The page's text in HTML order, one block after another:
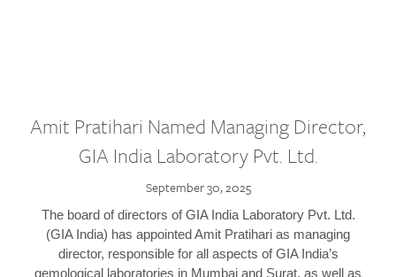
Amit Pratihari Named Managing Director,
GIA India Laboratory Pvt. Ltd.
September 30, 2025
The board of directors of GIA India Laboratory Pvt. Ltd.
(GIA India) has appointed Amit Pratihari as managing
director, responsible for all aspects of GIA India’s
gemological laboratories in Mumbai and Surat, as well as